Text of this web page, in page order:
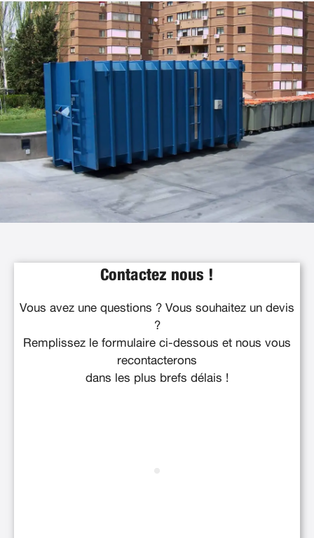
Contactez nous !
Vous avez une questions ? Vous souhaitez un devis
?
Remplissez le formulaire ci-dessous et nous vous
recontacterons
dans les plus brefs délais !